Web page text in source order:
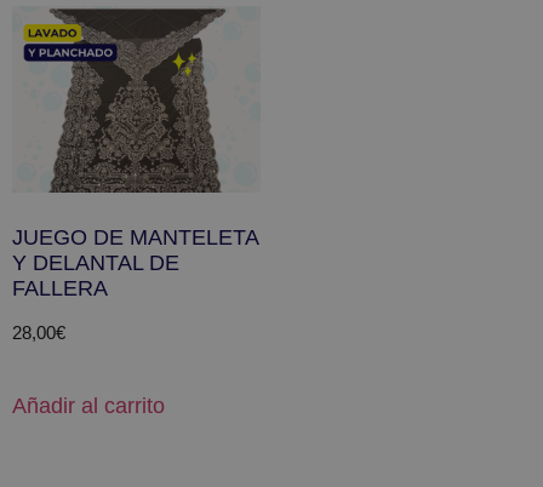
JUEGO DE MANTELETA
Y DELANTAL DE
FALLERA
28,00€
Añadir al carrito